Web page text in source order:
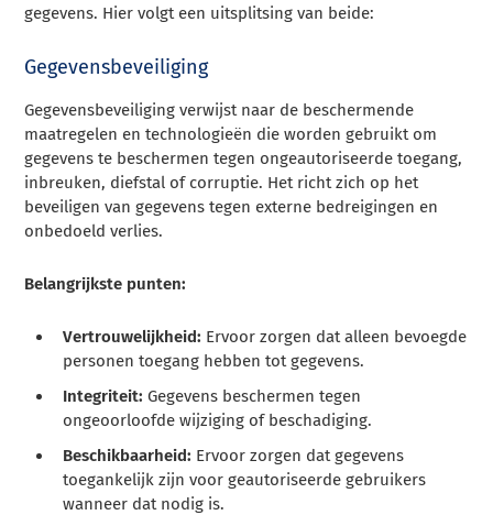
gegevens. Hier volgt een uitsplitsing van beide:
Gegevensbeveiliging
Gegevensbeveiliging verwijst naar de beschermende
maatregelen en technologieën die worden gebruikt om
gegevens te beschermen tegen ongeautoriseerde toegang,
inbreuken, diefstal of corruptie. Het richt zich op het
beveiligen van gegevens tegen externe bedreigingen en
onbedoeld verlies.
Belangrijkste punten:
Vertrouwelijkheid: Ervoor zorgen dat alleen bevoegde
personen toegang hebben tot gegevens.
Integriteit: Gegevens beschermen tegen
ongeoorloofde wijziging of beschadiging.
Beschikbaarheid: Ervoor zorgen dat gegevens
toegankelijk zijn voor geautoriseerde gebruikers
wanneer dat nodig is.